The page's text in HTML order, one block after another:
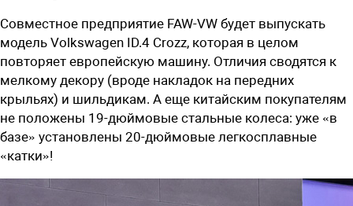
Совместное предприятие FAW-VW будет выпускать
модель Volkswagen ID.4 Crozz, которая в целом
повторяет европейскую машину. Отличия сводятся к
мелкому декору (вроде накладок на передних
крыльях) и шильдикам. А еще китайским покупателям
не положены 19-дюймовые стальные колеса: уже «в
базе» установлены 20-дюймовые легкосплавные
«катки»!